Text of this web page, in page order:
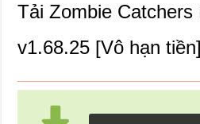
Tải Zombie Catchers
v1.68.25 [Vô hạn tiền]